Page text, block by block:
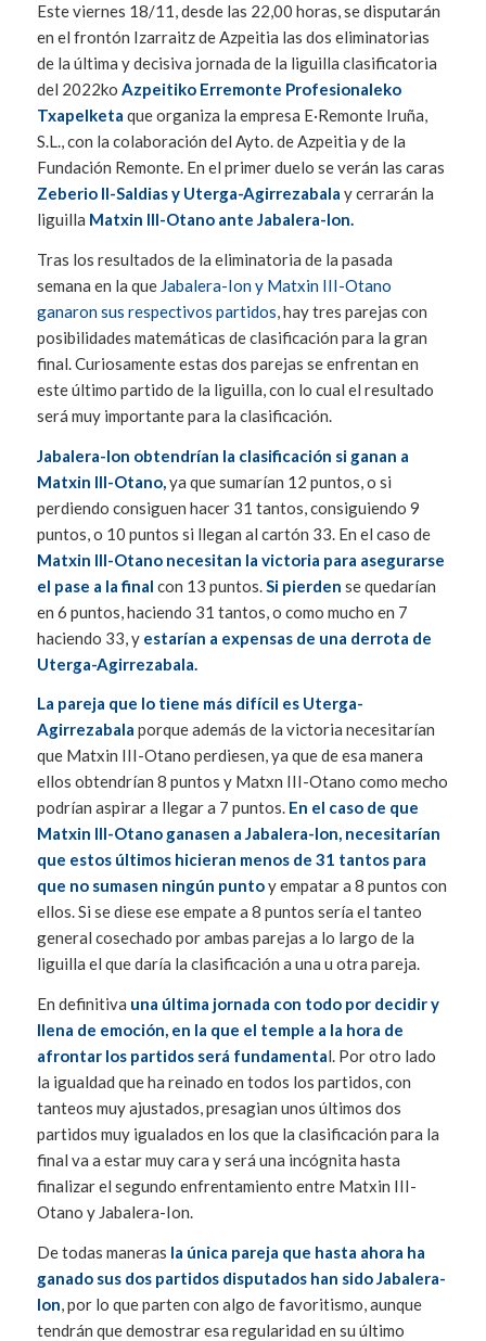
Este viernes 18/11, desde las 22,00 horas, se disputarán
en el frontón Izarraitz de Azpeitia las dos eliminatorias
de la última y decisiva jornada de la liguilla clasificatoria
del 2022ko Azpeitiko Erremonte Profesionaleko
Txapelketa que organiza la empresa E·Remonte Iruña,
S.L., con la colaboración del Ayto. de Azpeitia y de la
Fundación Remonte. En el primer duelo se verán las caras
Zeberio II-Saldias y Uterga-Agirrezabala y cerrarán la
liguilla Matxin III-Otano ante Jabalera-Ion.
Tras los resultados de la eliminatoria de la pasada
semana en la que Jabalera-Ion y Matxin III-Otano
ganaron sus respectivos partidos, hay tres parejas con
posibilidades matemáticas de clasificación para la gran
final. Curiosamente estas dos parejas se enfrentan en
este último partido de la liguilla, con lo cual el resultado
será muy importante para la clasificación.
Jabalera-Ion obtendrían la clasificación si ganan a
Matxin III-Otano,ya que sumarían 12 puntos, o si
perdiendo consiguen hacer 31 tantos, consiguiendo 9
puntos, o 10 puntos si llegan al cartón 33. En el caso de
Matxin III-Otano necesitan la victoria para asegurarse
el pase a la final con 13 puntos.Si pierden se quedarían
en 6 puntos, haciendo 31 tantos, o como mucho en 7
haciendo 33, y estarían a expensas de una derrota de
Uterga-Agirrezabala.
La pareja que lo tiene más difícil es Uterga-
Agirrezabala porque además de la victoria necesitarían
que Matxin III-Otano perdiesen, ya que de esa manera
ellos obtendrían 8 puntos y Matxn III-Otano como mecho
podrían aspirar a llegar a 7 puntos. En el caso de que
Matxin III-Otano ganasen a Jabalera-Ion, necesitarían
que estos últimos hicieran menos de 31 tantos para
que no sumasen ningún puntoy empatar a 8 puntos con
ellos. Si se diese ese empate a 8 puntos sería el tanteo
general cosechado por ambas parejas a lo largo de la
liguilla el que daría la clasificación a una u otra pareja.
En definitiva una última jornada con todo por decidir y
llena de emoción, en la que el temple a la hora de
afrontar los partidos será fundamental. Por otro lado
la igualdad que ha reinado en todos los partidos, con
tanteos muy ajustados, presagian unos últimos dos
partidos muy igualados en los que la clasificación para la
final va a estar muy cara y será una incógnita hasta
finalizar el segundo enfrentamiento entre Matxin III-
Otano y Jabalera-Ion.
De todas maneras la única pareja que hasta ahora ha
ganado sus dos partidos disputados han sido Jabalera-
Ion, por lo que parten con algo de favoritismo, aunque
tendrán que demostrar esa regularidad en su último